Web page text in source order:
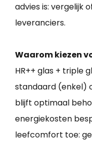
advies is: vergelijk
leveranciers.
Waarom kiezen
HR++ glas + triple
standaard (enkel)
blijft optimaal
energiekosten
leefcomfort toe: